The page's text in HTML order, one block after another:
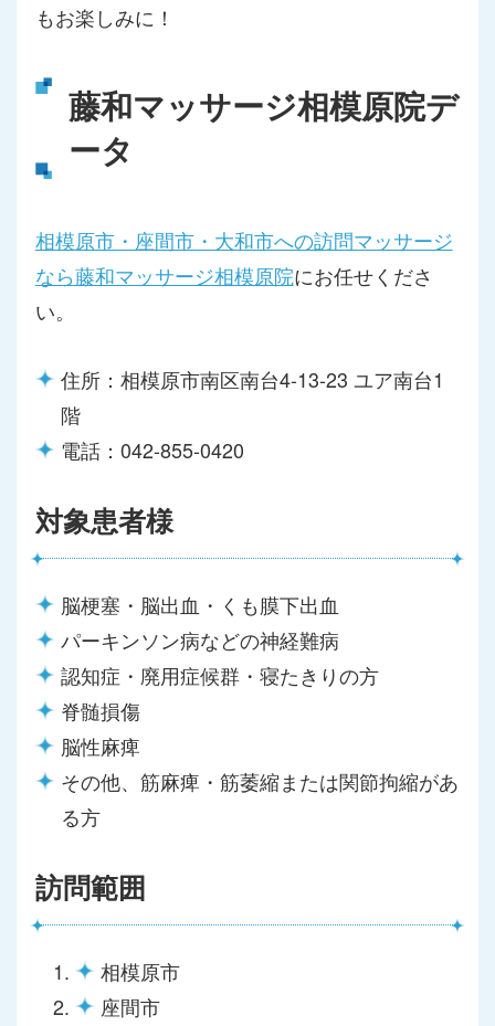
もお楽しみに！
藤和マッサージ相模原院デ
ータ
相模原市・座間市・大和市への訪問マッサージ
なら藤和マッサージ相模原院にお任せくださ
い。
住所：相模原市南区南台4-13-23 ユア南台1
階
電話：042-855-0420
対象患者様
脳梗塞・脳出血・くも膜下出血
パーキンソン病などの神経難病
認知症・廃用症候群・寝たきりの方
脊髄損傷
脳性麻痺
その他、筋麻痺・筋萎縮または関節拘縮があ
る方
訪問範囲
相模原市
座間市